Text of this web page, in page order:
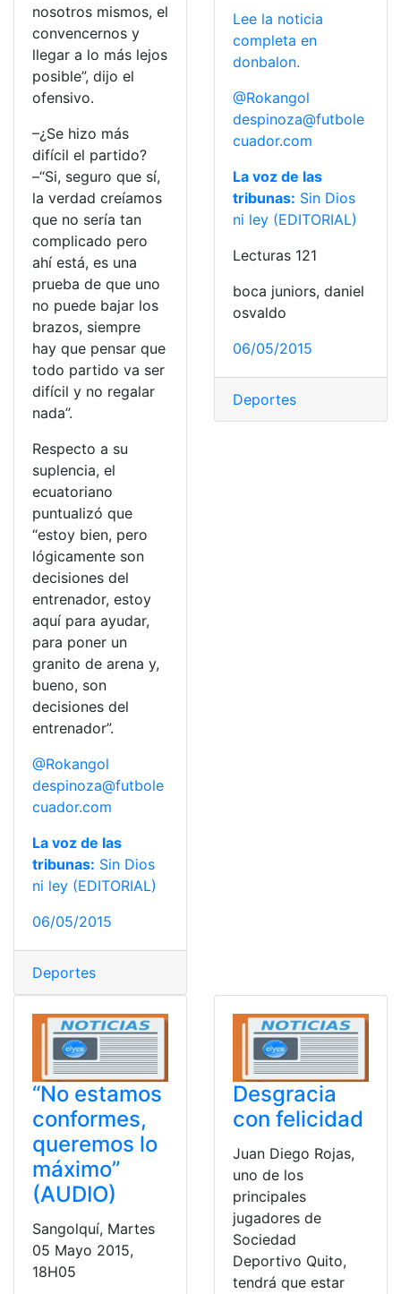
nosotros mismos, el
convencernos y
llegar a lo más lejos
posible”, dijo el
ofensivo.
–¿Se hizo más
difícil el partido?
–“Si, seguro que sí,
la verdad creíamos
que no sería tan
complicado pero
ahí está, es una
prueba de que uno
no puede bajar los
brazos, siempre
hay que pensar que
todo partido va ser
difícil y no regalar
nada”.
Respecto a su
suplencia, el
ecuatoriano
puntualizó que
“estoy bien, pero
lógicamente son
decisiones del
entrenador, estoy
aquí para ayudar,
para poner un
granito de arena y,
bueno, son
decisiones del
entrenador”.
@Rokangol
despinoza@futbole
cuador.com
La voz de las
tribunas: Sin Dios
ni ley (EDITORIAL)
06/05/2015
Deportes
Lee la noticia
completa en
donbalon.
@Rokangol
despinoza@futbole
cuador.com
La voz de las
tribunas: Sin Dios
ni ley (EDITORIAL)
Lecturas 121
boca juniors, daniel
osvaldo
06/05/2015
Deportes
“No estamos
conformes,
queremos lo
máximo”
(AUDIO)
Sangolquí, Martes
05 Mayo 2015,
18H05
Desgracia
con felicidad
Juan Diego Rojas,
uno de los
principales
jugadores de
Sociedad
Deportivo Quito,
tendrá que estar